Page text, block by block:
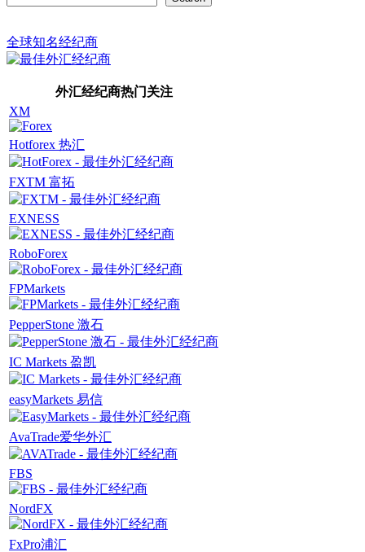
全球知名经纪商
外汇经纪商热门关注
XM
Hotforex 热汇
FXTM 富拓
EXNESS
RoboForex
FPMarkets
PepperStone 激石
IC Markets 盈凯
easyMarkets 易信
AvaTrade爱华外汇
FBS
NordFX
FxPro浦汇